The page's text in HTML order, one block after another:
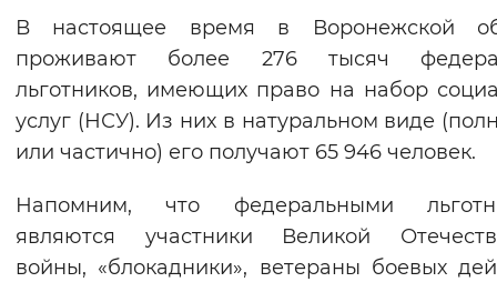
Цвет сайта
Монохромный Инверсивный
Синий фон
Изображения
Включены Выключены
В настоящее время в Воронежской
проживают более 276 тысяч
льготников, имеющих право на набор
услуг (НСУ). Из них в натуральном виде
или частично) его получают 65 946 человек.
Напомним, что федеральными
являются участники Великой
войны, «блокадники», ветераны боевых